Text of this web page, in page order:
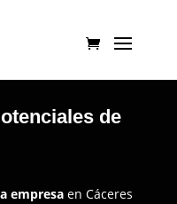
de
empresa en Cáceres